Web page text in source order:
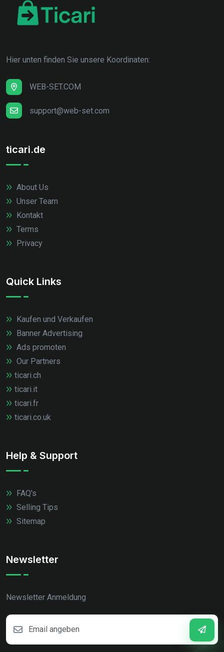
Hier unten finden Sie unsere Koordinaten:
WEB-SET.COM
support@web-set.com
ticari.de
About Us
Unser Team
Kontakt
Terms
Privacy
Quick Links
Kaufen und Verkaufen
Banner Advertising
Ads promoten
Our Partners
ticari.ch
ticari.it
ticari.fr
ticari.co.uk
Help & Support
FAQ's
Selling Tips
Sitemap
Newsletter
Newsletter Anmeldung